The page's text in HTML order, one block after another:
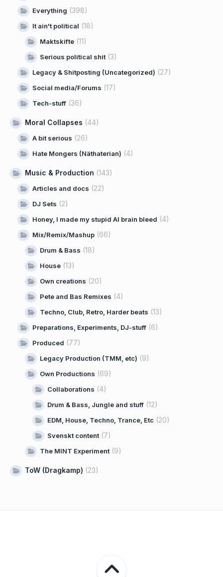
Everything (398)
It ain't political (18)
Maktskifte (11)
Serious political shit(3)
Legacy & Shitposting (Uncategorized) (27)
Social media/Forums (17)
Tech-stuff (36)
Moral Collapses (44)
A bit serious (26)
Hate Mongers (Näthaterian) (4)
Music & Production (143)
Articles and docs (22)
DJ Sets (2)
Honey, I made my stupid AI brain bleed (4)
Mix/Remix/Mashup (66)
Drum & Bass (18)
House (13)
Own creations (20)
Pete and Bas Remixes (4)
Techno, Club, Retro, Harder beats (13)
Preparations, Experiments, DJ-stuff (6)
Produced (77)
Legacy Production (TMM, etc) (9)
Own Productions (69)
Collaborations (4)
Drum & Bass, Jungle and stuff (12)
EDM, House, Techno, Trance, Etc (20)
Svenskt content(7)
The MINT Experiment(9)
ToW (Dragkamp) (23)